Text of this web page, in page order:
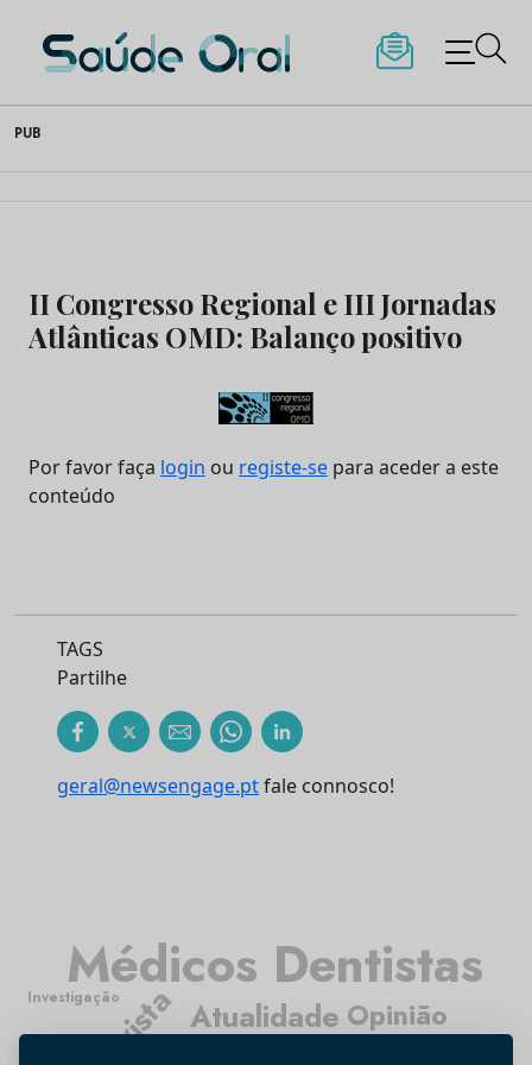
to
content
Saúde Oral
PUB
II Congresso Regional e III Jornadas
Atlânticas OMD: Balanço positivo
Por favor faça login ou registe-se para aceder a este
conteúdo
TAGS
Partilhe
geral@newsengage.ptfale connosco!
Atualidade
Médicos Dentistas
Opinião
Investigação